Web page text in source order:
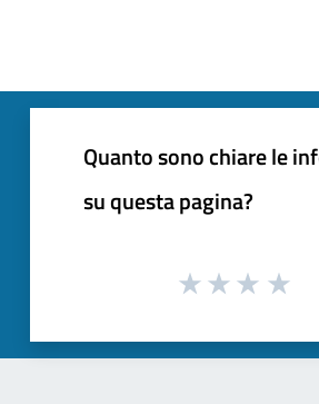
Quanto sono chiare le
su questa pagina?